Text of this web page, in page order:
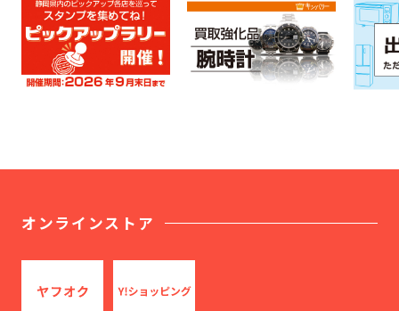
オンラインストア